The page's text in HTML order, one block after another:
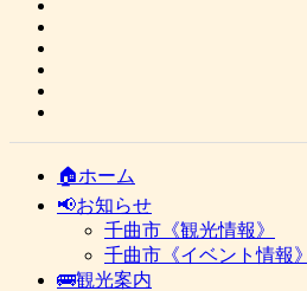
🏠ホーム
📢お知らせ
千曲市《観光情報》
千曲市《イベント情報》
🚌観光案内